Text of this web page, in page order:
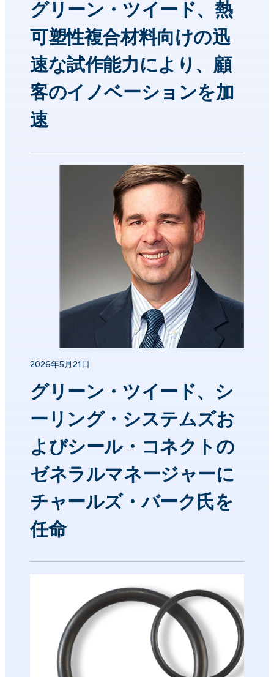
グリーン・ツイード、熱
可塑性複合材料向けの迅
速な試作能力により、顧
客のイノベーションを加
速
2026年5月21日
グリーン・ツイード、シ
ーリング・システムズお
よびシール・コネクトの
ゼネラルマネージャーに
チャールズ・バーク氏を
任命